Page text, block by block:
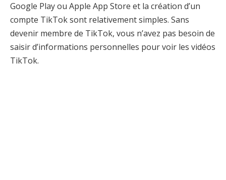
Google Play ou Apple App Store et la création d’un
compte TikTok sont relativement simples. Sans
devenir membre de TikTok, vous n’avez pas besoin de
saisir d’informations personnelles pour voir les vidéos
TikTok.